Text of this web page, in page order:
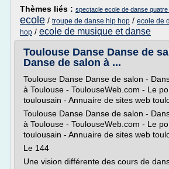
Thèmes liés : spectacle ecole de danse quatre
ecole / troupe de danse hip hop / ecole de
hop / ecole de musique et danse
Toulouse Danse Danse de
Danse de salon à ...
Toulouse Danse Danse de salon -
à Toulouse - ToulouseWeb.com - Le
toulousain - Annuaire de sites web
Toulouse Danse Danse de salon -
à Toulouse - ToulouseWeb.com - Le
toulousain - Annuaire de sites web
Le 144
Une vision différente des cours de